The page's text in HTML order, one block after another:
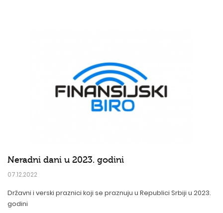
Neradni dani u 2023. godini
07.12.2022
Državni i verski praznici koji se praznuju u Republici Srbiji u 2023.
godini